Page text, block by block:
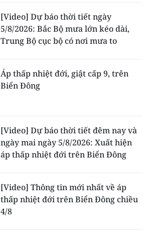
[Video] Dự báo thời tiết ngày
5/8/2026: Bắc Bộ mưa lớn kéo dài,
Trung Bộ cục bộ có nơi mưa to
Áp thấp nhiệt đới, giật cấp 9, trên
Biển Đông
[Video] Dự báo thời tiết đêm nay và
ngày mai ngày 5/8/2026: Xuất hiện
áp thấp nhiệt đới trên Biển Đông
[Video] Thông tin mới nhất về áp
thấp nhiệt đới trên Biển Đông chiều
4/8